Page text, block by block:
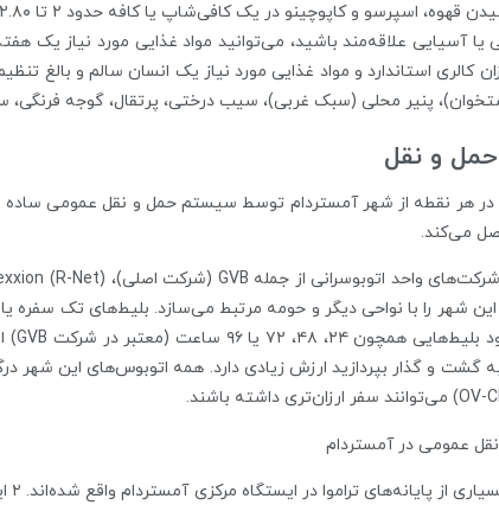
کالری استاندارد و مواد غذایی مورد نیاز یک انسان سالم و
پنیر محلی (سبک غربی)، سیب درختی، پرتقال، گوجه فرنگی،
و نقل
در هر نقطه از شهر آمستردام توسط سیستم حمل و نقل عمومی ساده و
می‌کند.
شهر را با نواحی دیگر و حومه‌ مرتبط می‌سازد. بلیط‌های تک سفره
گشت و گذار بپردازید ارزش زیادی دارد. همه‌ اتوبوس‌های این شهر